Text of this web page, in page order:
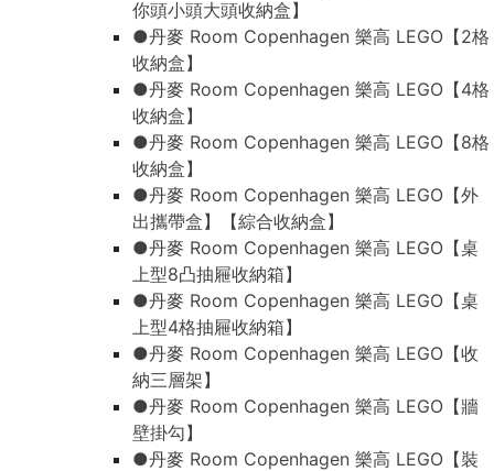
你頭小頭大頭收納盒】
●丹麥 Room Copenhagen 樂高 LEGO【2格
收納盒】
●丹麥 Room Copenhagen 樂高 LEGO【4格
收納盒】
●丹麥 Room Copenhagen 樂高 LEGO【8格
收納盒】
●丹麥 Room Copenhagen 樂高 LEGO【外
出攜帶盒】【綜合收納盒】
●丹麥 Room Copenhagen 樂高 LEGO【桌
上型8凸抽屜收納箱】
●丹麥 Room Copenhagen 樂高 LEGO【桌
上型4格抽屜收納箱】
●丹麥 Room Copenhagen 樂高 LEGO【收
納三層架】
●丹麥 Room Copenhagen 樂高 LEGO【牆
壁掛勾】
●丹麥 Room Copenhagen 樂高 LEGO【裝